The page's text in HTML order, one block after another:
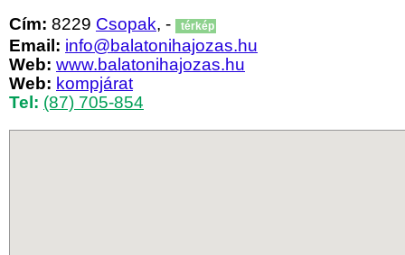
Cím: 8229 Csopak, - térkép
Email: info@balatonihajozas.hu
Web: www.balatonihajozas.hu
Web: kompjárat
Tel: (87) 705-854